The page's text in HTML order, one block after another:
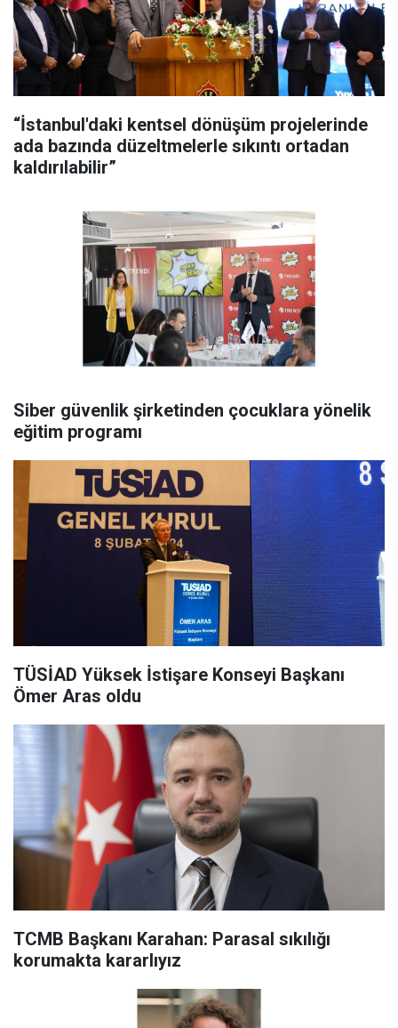
“İstanbul'daki kentsel dönüşüm projelerinde
ada bazında düzeltmelerle sıkıntı ortadan
kaldırılabilir”
Siber güvenlik şirketinden çocuklara yönelik
eğitim programı
TÜSİAD Yüksek İstişare Konseyi Başkanı
Ömer Aras oldu
TCMB Başkanı Karahan: Parasal sıkılığı
korumakta kararlıyız